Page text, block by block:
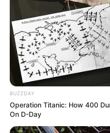
BUZZDAY
Operation Titanic: How 400
On D-Day